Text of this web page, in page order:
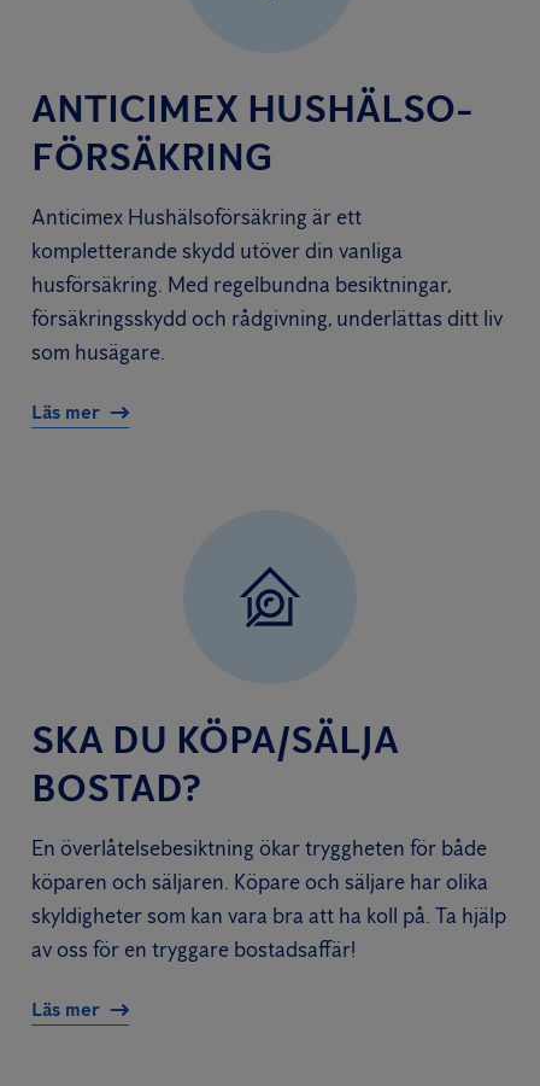
ANTICIMEX HUSHÄLSO­
FÖRSÄKRING
Anticimex Hushälsoförsäkring är ett
kompletterande skydd utöver din vanliga
husförsäkring. Med regelbundna besiktningar,
försäkringsskydd och rådgivning, underlättas ditt liv
som husägare.
Läs mer
SKA DU KÖPA/SÄLJA
BOSTAD?
En överlåtelsebesiktning ökar tryggheten för både
köparen och säljaren. Köpare och säljare har olika
skyldigheter som kan vara bra att ha koll på. Ta hjälp
av oss för en tryggare bostadsaffär!
Läs mer